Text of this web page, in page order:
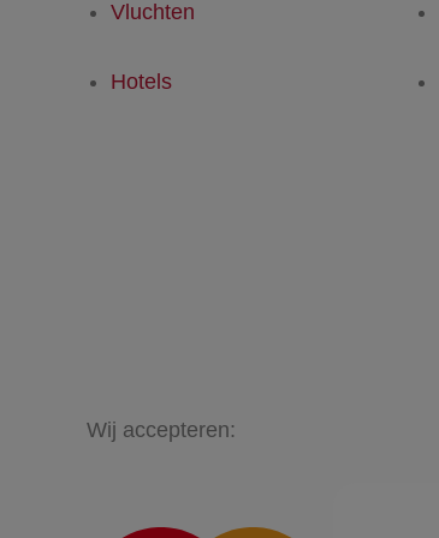
Vluchten
Hotels
Wij accepteren: